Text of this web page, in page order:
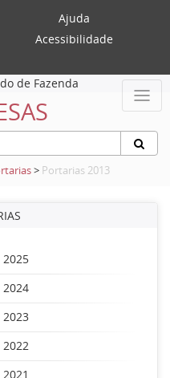
Ajuda
Acessibilidade
de Fazenda
> Portarias 2013